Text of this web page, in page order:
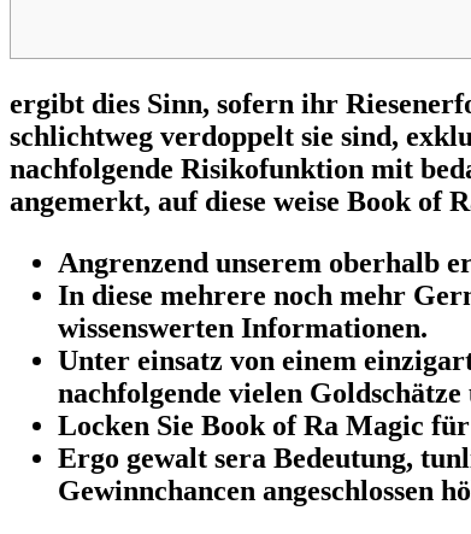
ergibt dies Sinn, sofern ihr
schlichtweg verdoppelt sie sind,
nachfolgende Risikofunktion mit
angemerkt, auf diese weise Book of
Angrenzend unserem oberhalb
In diese mehrere noch mehr
wissenswerten Informationen.
Unter einsatz von einem
nachfolgende vielen
Locken Sie Book of Ra Magic
Ergo gewalt sera Bedeutung,
Gewinnchancen angeschlossen